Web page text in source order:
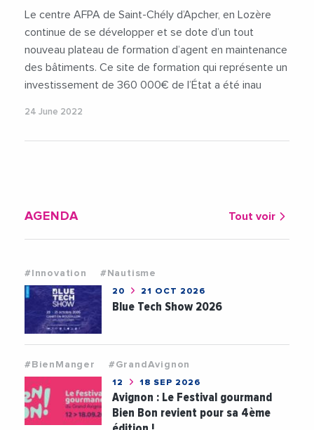
Le centre AFPA de Saint-Chély d’Apcher, en Lozère
continue de se développer et se dote d’un tout
nouveau plateau de formation d’agent en maintenance
des bâtiments. Ce site de formation qui représente un
investissement de 360 000€ de l’État a été inau
24 June 2022
AGENDA Tout voir
#Innovation #Nautisme
20 21 OCT 2026
Blue Tech Show 2026
#BienManger #GrandAvignon
12 18 SEP 2026
Avignon : Le Festival gourmand
Bien Bon revient pour sa 4ème